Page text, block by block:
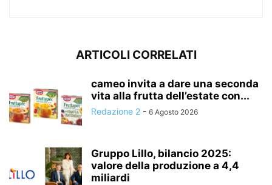
ARTICOLI CORRELATI
cameo invita a dare una seconda
vita alla frutta dell’estate con...
Redazione 2 - 6 Agosto 2026
Gruppo Lillo, bilancio 2025:
valore della produzione a 4,4
miliardi